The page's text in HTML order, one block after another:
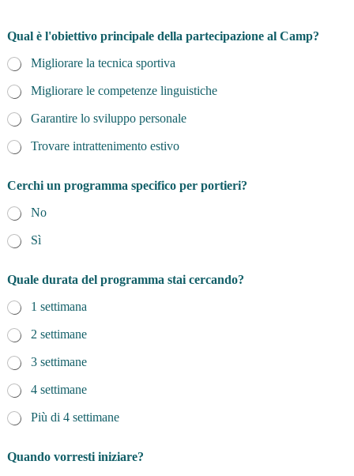
Qual è l'obiettivo principale della partecipazione al Camp?
Migliorare la tecnica sportiva
Migliorare le competenze linguistiche
Garantire lo sviluppo personale
Trovare intrattenimento estivo
Cerchi un programma specifico per portieri?
No
Sì
Quale durata del programma stai cercando?
1 settimana
2 settimane
3 settimane
4 settimane
Più di 4 settimane
Quando vorresti iniziare?